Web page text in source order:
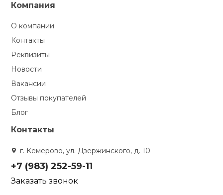
Компания
О компании
Контакты
Реквизиты
Новости
Вакансии
Отзывы покупателей
Блог
Контакты
г. Кемерово, ул. Дзержинского, д. 10
+7 (983) 252-59-11
Заказать звонок